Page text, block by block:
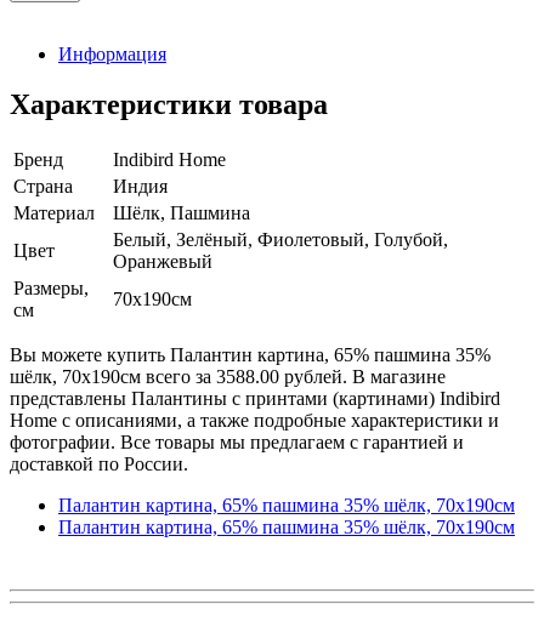
Информация
Характеристики товара
Бренд
Indibird Home
Страна
Индия
Материал
Шёлк, Пашмина
Цвет
Белый, Зелёный, Фиолетовый, Голубой,
Оранжевый
Размеры,
см
70х190см
Вы можете купить Палантин картина, 65% пашмина 35%
шёлк, 70x190см всего за 3588.00 рублей. В магазине
представлены Палантины с принтами (картинами) Indibird
Home с описаниями, а также подробные характеристики и
фотографии. Все товары мы предлагаем с гарантией и
доставкой по России.
Палантин картина, 65% пашмина 35% шёлк, 70x190см
Палантин картина, 65% пашмина 35% шёлк, 70x190см